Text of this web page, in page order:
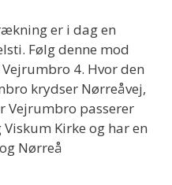
er i dag en
Følg denne mod
4. Hvor den
krydser Nørreåvej,
passerer
Kirke og har en
Nørreå